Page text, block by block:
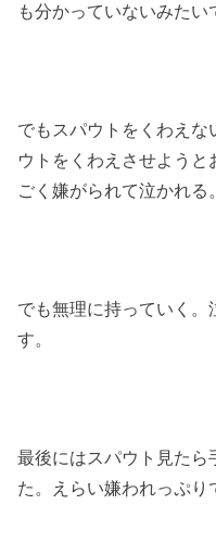
も分かっていないみたい
でもスパウトをくわえ
ウトをくわえさせよう
ごく嫌がられて泣かれる。
でも無理に持っていく
す。
最後にはスパウト見たら
た。えらい嫌われっぷり